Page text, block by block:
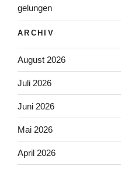
gelungen
ARCHIV
August 2026
Juli 2026
Juni 2026
Mai 2026
April 2026